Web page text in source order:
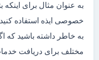
به عنوان مثال برای اینکه
خصوصی ایذه استفاده کنید
به خاطر داشته باشید که
مختلف برای دریافت